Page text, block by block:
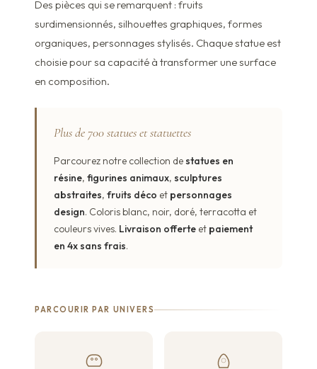
Des pièces qui se remarquent : fruits
surdimensionnés, silhouettes graphiques, formes
organiques, personnages stylisés. Chaque statue est
choisie pour sa capacité à transformer une surface
en composition.
Plus de 700 statues et statuettes
Parcourez notre collection destatues en
résine, figurines animaux, sculptures
abstraites, fruits déco et personnages
design. Coloris blanc, noir, doré, terracotta et
couleurs vives. Livraison offerte et paiement
en 4x sans frais.
PARCOURIR PAR UNIVERS